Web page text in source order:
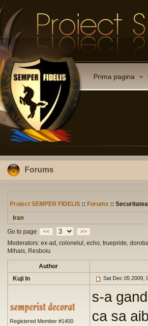
Prima pagina
Forums
Proiect SEMPER FIDELIS :: Forums ::
Iran
Go to page
<<
>>
Moderators: ex-ad, colonelul, echo, truepride,
Mihais, Resboiu
Author
Kuji In
Sat Dec 05 2009,
Registered Member #1400
s-a
ca sa